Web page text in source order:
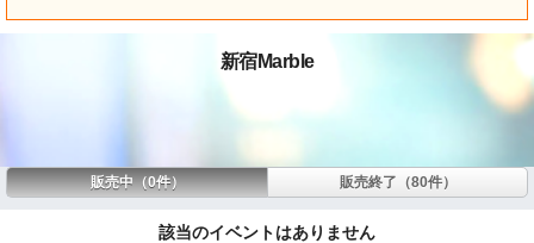
新宿Marble
販売中（0件） 販売終了（80件）
該当のイベントはありません